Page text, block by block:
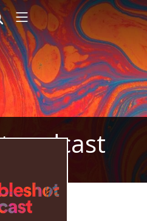
podcast
feed.xml